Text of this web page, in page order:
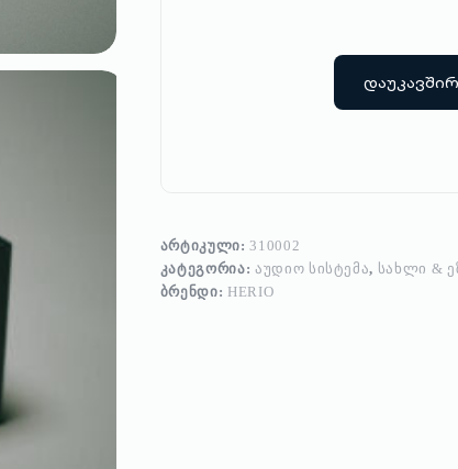
ᲐᲠᲢᲘᲙᲣᲚᲘ:310002
ᲙᲐᲢᲔᲒᲝᲠᲘᲐ: ᲐᲣᲓᲘᲝ ᲡᲘᲡᲢᲔᲛᲐ, ᲡᲐᲮᲚᲘ &
ᲑᲠᲔᲜᲓᲘ: HERIO